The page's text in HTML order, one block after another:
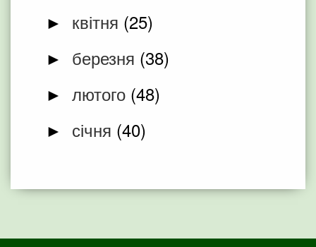
► квітня (25)
► березня (38)
► лютого (48)
► січня (40)